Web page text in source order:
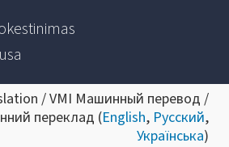
/ VMI Машинный перевод /
переклад (English, Русский,
Українська)